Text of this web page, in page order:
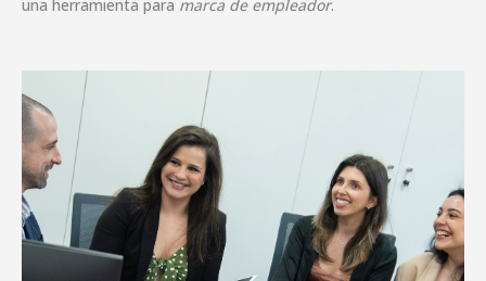
una herramienta para marca de empleador.